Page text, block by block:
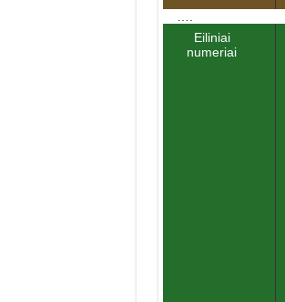
Eiliniai
numeriai